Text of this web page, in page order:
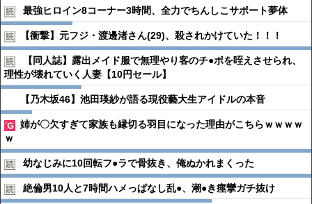
最強ヒロイン8コーナー3時間、全力でちんしこサポート夢体
【衝撃】元フジ・渡邊渚さん(29)、殺されかけていた！！！
【同人誌】露出メイド服で無理やり客のチ●︎ポを咥えさせられ、
理性が壊れていく人妻【10円セール】
【乃木坂46】池田瑛紗が語る現役藝大生アイドルの本音
姉が〇欠すぎて家族も縁切る羽目になった理由がこちらｗｗｗｗ
ｗ
幼なじみに10回転フ●︎ラで骨抜き、俺ぬかれまくった
絶倫男10人と7時間ハメっぱなし乱●︎、潮●︎き痙攣ガチ抜け